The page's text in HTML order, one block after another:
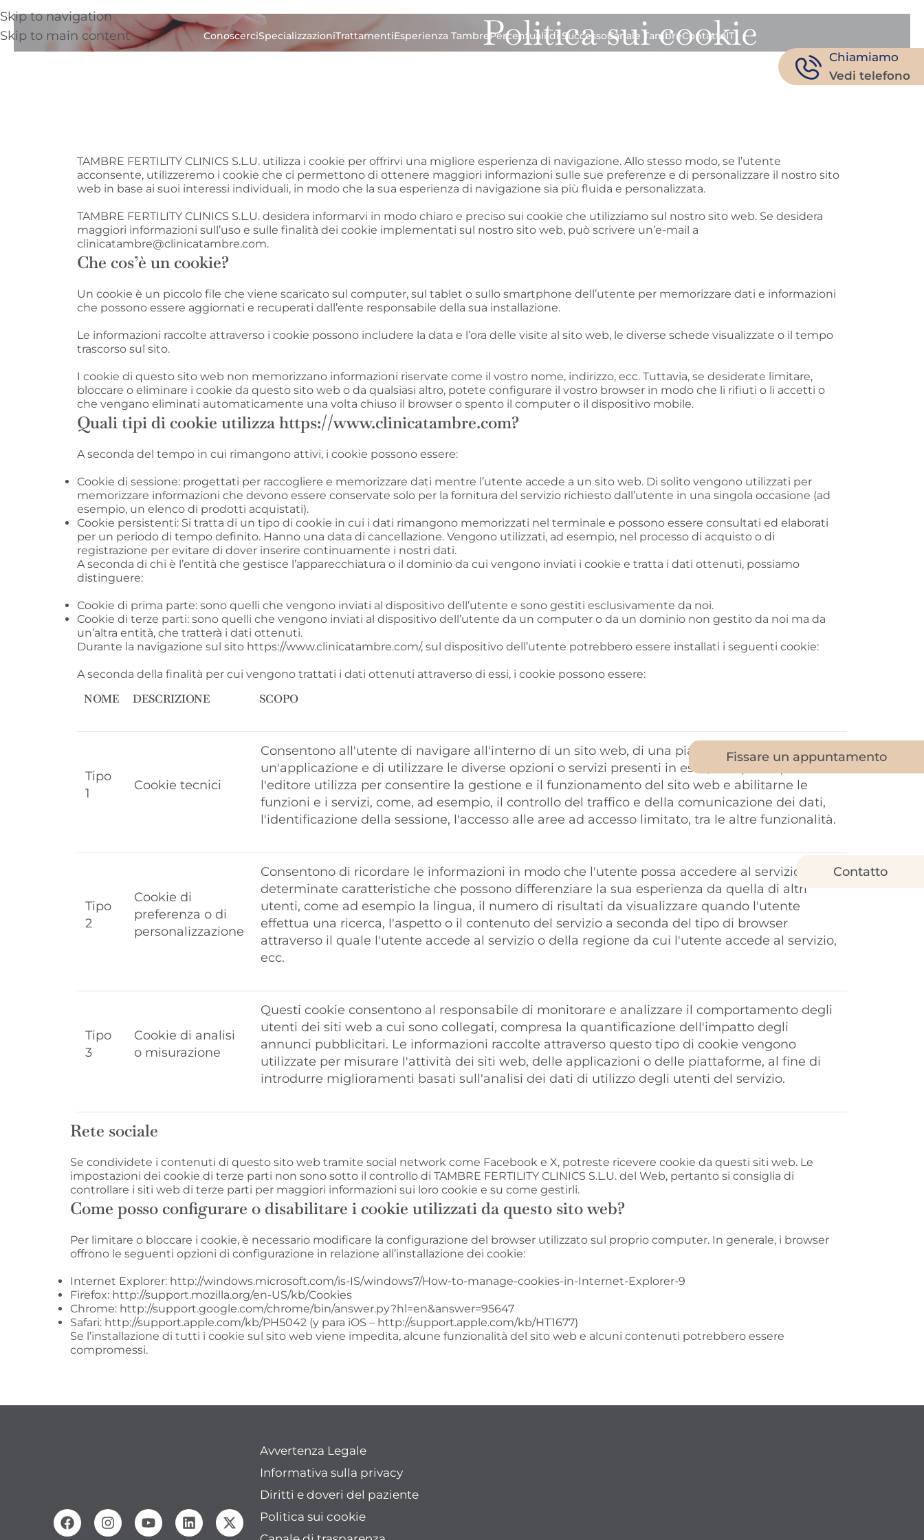
Skip to navigation
Skip to main content
ConoscerciSpecializzazioniTrattamentiEsperienza TambrePercentuali di SuccessoCanale TambreContattoIT
Chiamiamo
Vedi telefono
Politica sui cookie
TAMBRE FERTILITY CLINICS S.L.U. utilizza i cookie per offrirvi una migliore esperienza di navigazione. Allo stesso modo, se l’utente
acconsente, utilizzeremo i cookie che ci permettono di ottenere maggiori informazioni sulle sue preferenze e di personalizzare il nostro sito
web in base ai suoi interessi individuali, in modo che la sua esperienza di navigazione sia più fluida e personalizzata.
TAMBRE FERTILITY CLINICS S.L.U. desidera informarvi in modo chiaro e preciso sui cookie che utilizziamo sul nostro sito web. Se desidera
maggiori informazioni sull’uso e sulle finalità dei cookie implementati sul nostro sito web, può scrivere un’e-mail a
clinicatambre@clinicatambre.com.
Che cos’è un cookie?
Un cookie è un piccolo file che viene scaricato sul computer, sul tablet o sullo smartphone dell’utente per memorizzare dati e informazioni
che possono essere aggiornati e recuperati dall’ente responsabile della sua installazione.
Le informazioni raccolte attraverso i cookie possono includere la data e l’ora delle visite al sito web, le diverse schede visualizzate o il tempo
trascorso sul sito.
I cookie di questo sito web non memorizzano informazioni riservate come il vostro nome, indirizzo, ecc. Tuttavia, se desiderate limitare,
bloccare o eliminare i cookie da questo sito web o da qualsiasi altro, potete configurare il vostro browser in modo che li rifiuti o li accetti o
che vengano eliminati automaticamente una volta chiuso il browser o spento il computer o il dispositivo mobile.
Quali tipi di cookie utilizza https://www.clinicatambre.com?
A seconda del tempo in cui rimangono attivi, i cookie possono essere:
Cookie di sessione: progettati per raccogliere e memorizzare dati mentre l’utente accede a un sito web. Di solito vengono utilizzati per
memorizzare informazioni che devono essere conservate solo per la fornitura del servizio richiesto dall’utente in una singola occasione (ad
esempio, un elenco di prodotti acquistati).
Cookie persistenti: Si tratta di un tipo di cookie in cui i dati rimangono memorizzati nel terminale e possono essere consultati ed elaborati
per un periodo di tempo definito. Hanno una data di cancellazione. Vengono utilizzati, ad esempio, nel processo di acquisto o di
registrazione per evitare di dover inserire continuamente i nostri dati.
A seconda di chi è l’entità che gestisce l’apparecchiatura o il dominio da cui vengono inviati i cookie e tratta i dati ottenuti, possiamo
distinguere:
Cookie di prima parte: sono quelli che vengono inviati al dispositivo dell’utente e sono gestiti esclusivamente da noi.
Cookie di terze parti: sono quelli che vengono inviati al dispositivo dell’utente da un computer o da un dominio non gestito da noi ma da
un’altra entità, che tratterà i dati ottenuti.
Durante la navigazione sul sito https://www.clinicatambre.com/, sul dispositivo dell’utente potrebbero essere installati i seguenti cookie:
A seconda della finalità per cui vengono trattati i dati ottenuti attraverso di essi, i cookie possono essere:
NOME DESCRIZIONE SCOPO
Tipo
1
Cookie tecnici
Consentono all'utente di navigare all'interno di un sito web, di una piattaforma o di
un'applicazione e di utilizzare le diverse opzioni o servizi presenti in esso, compresi quelli che
l'editore utilizza per consentire la gestione e il funzionamento del sito web e abilitarne le
funzioni e i servizi, come, ad esempio, il controllo del traffico e della comunicazione dei dati,
l'identificazione della sessione, l'accesso alle aree ad accesso limitato, tra le altre funzionalità.
Tipo
2
Cookie di
preferenza o di
personalizzazione
Consentono di ricordare le informazioni in modo che l'utente possa accedere al servizio con
determinate caratteristiche che possono differenziare la sua esperienza da quella di altri
utenti, come ad esempio la lingua, il numero di risultati da visualizzare quando l'utente
effettua una ricerca, l'aspetto o il contenuto del servizio a seconda del tipo di browser
attraverso il quale l'utente accede al servizio o della regione da cui l'utente accede al servizio,
ecc.
Tipo
3
Cookie di analisi
o misurazione
Questi cookie consentono al responsabile di monitorare e analizzare il comportamento degli
utenti dei siti web a cui sono collegati, compresa la quantificazione dell'impatto degli
annunci pubblicitari. Le informazioni raccolte attraverso questo tipo di cookie vengono
utilizzate per misurare l'attività dei siti web, delle applicazioni o delle piattaforme, al fine di
introdurre miglioramenti basati sull'analisi dei dati di utilizzo degli utenti del servizio.
Rete sociale
Se condividete i contenuti di questo sito web tramite social network come Facebook e X, potreste ricevere cookie da questi siti web. Le
impostazioni dei cookie di terze parti non sono sotto il controllo di TAMBRE FERTILITY CLINICS S.L.U. del Web, pertanto si consiglia di
controllare i siti web di terze parti per maggiori informazioni sui loro cookie e su come gestirli.
Come posso configurare o disabilitare i cookie utilizzati da questo sito web?
Per limitare o bloccare i cookie, è necessario modificare la configurazione del browser utilizzato sul proprio computer. In generale, i browser
offrono le seguenti opzioni di configurazione in relazione all’installazione dei cookie:
Internet Explorer: http://windows.microsoft.com/is-IS/windows7/How-to-manage-cookies-in-Internet-Explorer-9
Firefox: http://support.mozilla.org/en-US/kb/Cookies
Chrome: http://support.google.com/chrome/bin/answer.py?hl=en&answer=95647
Safari: http://support.apple.com/kb/PH5042 (y para iOS – http://support.apple.com/kb/HT1677)
Se l’installazione di tutti i cookie sul sito web viene impedita, alcune funzionalità del sito web e alcuni contenuti potrebbero essere
compromessi.
Avvertenza Legale
Informativa sulla privacy
Diritti e doveri del paziente
Politica sui cookie
Fissare un appuntamento
Contatto